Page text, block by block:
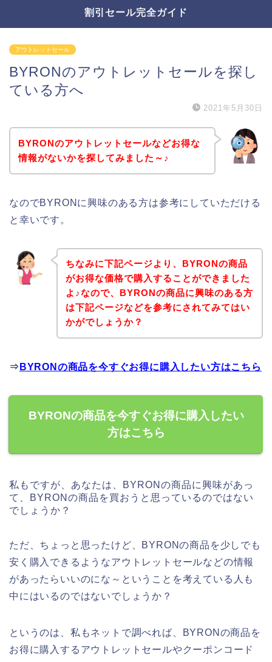
割引セール完全ガイド
アウトレットセール
BYRONのアウトレットセールを探し
ている方へ
2021年5月30日
BYRONのアウトレットセールなどお得な
情報がないかを探してみました～♪
なのでBYRONに興味のある方は参考にしていただける
と幸いです。
ちなみに下記ページより、BYRONの商品
がお得な価格で購入することができました
よ♪なので、BYRONの商品に興味のある方
は下記ページなどを参考にされてみてはい
かがでしょうか？
⇒ BYRONの商品を今すぐお得に購入したい方はこちら
BYRONの商品を今すぐお得に購入したい
方はこちら
私もですが、あなたは、BYRONの商品に興味があっ
て、BYRONの商品を買おうと思っているのではない
でしょうか？
ただ、ちょっと思ったけど、BYRONの商品を少しでも
安く購入できるようなアウトレットセールなどの情報
があったらいいのにな～ということを考えている人も
中にはいるのではないでしょうか？
というのは、私もネットで調べれば、BYRONの商品を
お得に購入するアウトレットセールやクーポンコード